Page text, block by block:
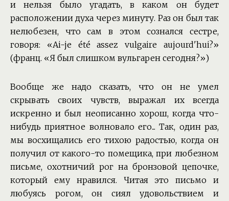
и нельзя было угадать, в каком он будет
расположении духа через минуту. Раз он был так
нелюбезен, что сам в этом сознался сестре,
говоря: «Ai-je été assez vulgaire aujourd'hui?»
(франц. «Я был слишком вульгарен сегодня?»)
Вообще же надо сказать, что он не умел
скрывать своих чувств, выражал их всегда
искренно и был неописанно хорош, когда что-
нибудь приятное волновало его... Так, один раз,
мы восхищались его тихою радостью, когда он
получил от какого-то помещика, при любезном
письме, охотничий рог на бронзовой цепочке,
который ему нравился. Читая это письмо и
любуясь рогом, он сиял удовольствием и